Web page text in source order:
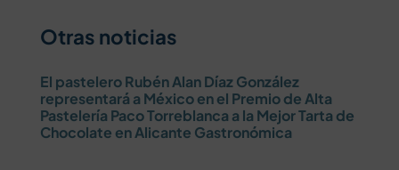
Otras noticias
El pastelero Rubén Alan Díaz González
representará a México en el Premio de Alta
Pastelería Paco Torreblanca a la Mejor Tarta de
Chocolate en Alicante Gastronómica